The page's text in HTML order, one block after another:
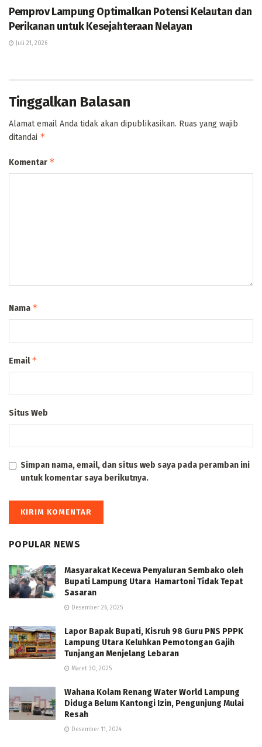
Pemprov Lampung Optimalkan Potensi Kelautan dan
Perikanan untuk Kesejahteraan Nelayan
Juli 21, 2026
Tinggalkan Balasan
Alamat email Anda tidak akan dipublikasikan. Ruas yang wajib
ditandai *
Komentar *
Nama *
Email*
Situs Web
Simpan nama, email, dan situs web saya pada peramban ini
untuk komentar saya berikutnya.
POPULAR NEWS
Masyarakat Kecewa Penyaluran Sembako oleh
Bupati Lampung Utara Hamartoni Tidak Tepat
Sasaran
Desember 26, 2025
Lapor Bapak Bupati, Kisruh 98 Guru PNS PPPK
Lampung Utara Keluhkan Pemotongan Gajih
Tunjangan Menjelang Lebaran
Maret 30, 2025
Wahana Kolam Renang Water World Lampung
Diduga Belum Kantongi Izin, Pengunjung Mulai
Resah
Desember 11, 2024